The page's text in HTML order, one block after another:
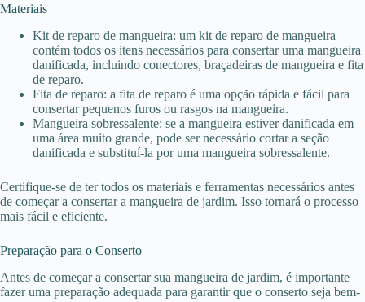
Materiais
Kit de reparo de mangueira: um kit de reparo de mangueira
contém todos os itens necessários para consertar uma mangueira
danificada, incluindo conectores, braçadeiras de mangueira e fita
de reparo.
Fita de reparo: a fita de reparo é uma opção rápida e fácil para
consertar pequenos furos ou rasgos na mangueira.
Mangueira sobressalente: se a mangueira estiver danificada em
uma área muito grande, pode ser necessário cortar a seção
danificada e substituí-la por uma mangueira sobressalente.
Certifique-se de ter todos os materiais e ferramentas necessários antes
de começar a consertar a mangueira de jardim. Isso tornará o processo
mais fácil e eficiente.
Preparação para o Conserto
Antes de começar a consertar sua mangueira de jardim, é importante
fazer uma preparação adequada para garantir que o conserto seja bem-